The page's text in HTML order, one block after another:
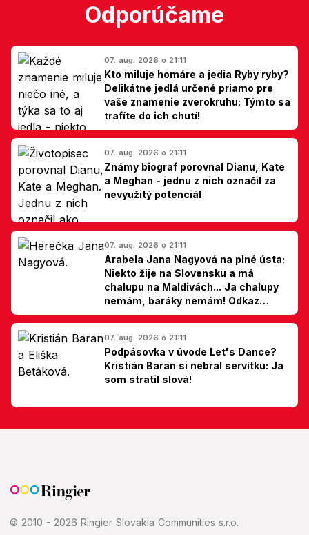
Odporúčame
07. aug. 2026 o 21:11
Kto miluje homáre a jedia Ryby ryby?
Delikátne jedlá určené priamo pre
vaše znamenie zverokruhu: Týmto sa
trafíte do ich chutí!
07. aug. 2026 o 21:11
Známy biograf porovnal Dianu, Kate
a Meghan - jednu z nich označil za
nevyužitý potenciál
07. aug. 2026 o 21:11
Arabela Jana Nagyová na plné ústa:
Niekto žije na Slovensku a má
chalupu na Maldivách... Ja chalupy
nemám, baráky nemám! Odkaz
Slovákom
07. aug. 2026 o 21:11
Podpásovka v úvode Let's Dance?
Kristián Baran si nebral servítku: Ja
som stratil slová!
© 2010 - 2026 Ringier Slovakia Communities s.r.o.